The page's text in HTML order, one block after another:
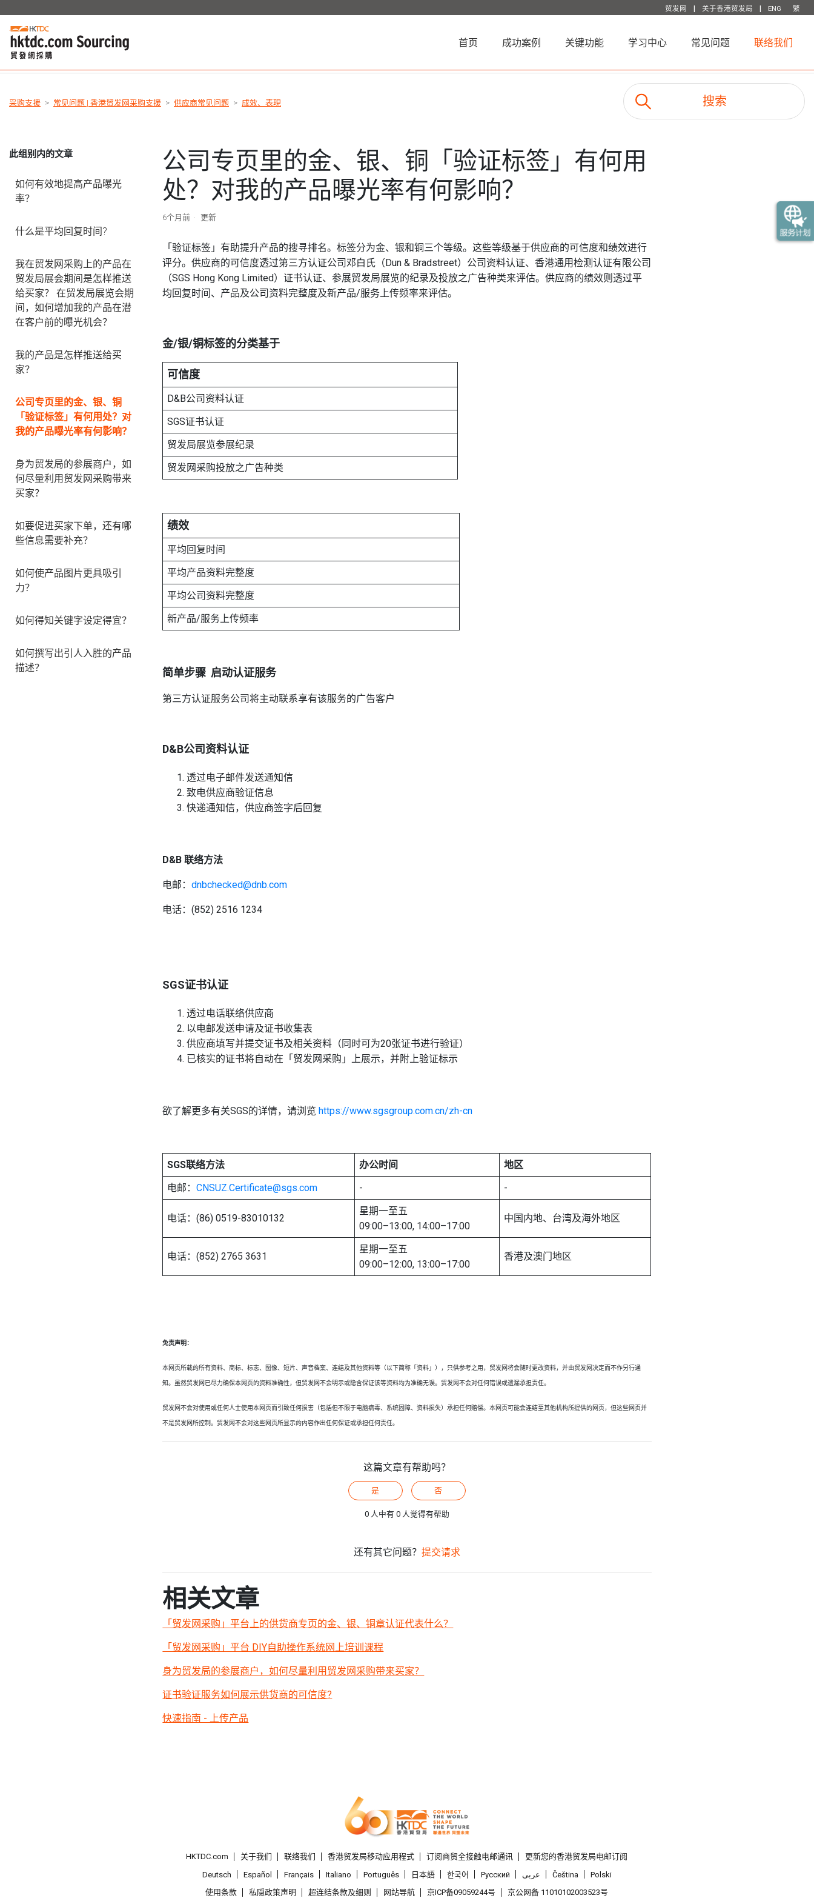
贸发网 | 关于香港贸发局 | ENG 繁
首页 (current)成功案例 关键功能 学习中心 常见问题 联络我们
采购支援 常见问题 | 香港贸发网采购支援 供应商常见问题 成效、表現
此组别内的文章
如何有效地提高产品曝光
率？
什么是平均回复时间?
我在贸发网采购上的产品在
贸发局展会期间是怎样推送
给买家？ 在贸发局展览会期
间，如何增加我的产品在潜
在客户前的曝光机会？
我的产品是怎样推送给买
家？
公司专页里的金、银、铜
「验证标签」有何用处？对
我的产品曝光率有何影响？
身为贸发局的参展商户，如
何尽量利用贸发网采购带来
买家？
如要促进买家下单，还有哪
些信息需要补充？
如何使产品图片更具吸引
力？
如何得知关键字设定得宜？
如何撰写出引人入胜的产品
描述？
公司专页里的金、银、铜「验证标签」有何用
处？对我的产品曝光率有何影响？
6个月前 更新
「验证标签」有助提升产品的搜寻排名。标签分为金、银和铜三个等级。这些等级基于供应商的可信度和绩效进行
评分。供应商的可信度透过第三方认证公司邓白氏（Dun & Bradstreet）公司资料认证、香港通用检测认证有限公司
（SGS Hong Kong Limited）证书认证、参展贸发局展览的纪录及投放之广告种类来评估。供应商的绩效则透过平
均回复时间、产品及公司资料完整度及新产品/服务上传频率来评估。
金/银/铜标签的分类基于
可信度
D&B公司资料认证
SGS证书认证
贸发局展览参展纪录
贸发网采购投放之广告种类
绩效
平均回复时间
平均产品资料完整度
平均公司资料完整度
新产品/服务上传频率
简单步骤 启动认证服务
第三方认证服务公司将主动联系享有该服务的广告客户
D&B公司资料认证
透过电子邮件发送通知信
致电供应商验证信息
快递通知信，供应商签字后回复
D&B 联络方法
电邮：dnbchecked@dnb.com
电话：(852) 2516 1234
SGS证书认证
透过电话联络供应商
以电邮发送申请及证书收集表
供应商填写并提交证书及相关资料（同时可为20张证书进行验证）
已核实的证书将自动在「贸发网采购」上展示，并附上验证标示
欲了解更多有关SGS的详情，请浏览https://www.sgsgroup.com.cn/zh-cn
SGS联络方法 办公时间
地区
电邮： CNSUZ.Certificate@sgs.com - -
电话：(86) 0519-83010132
星期一至五
09:00–13:00, 14:00–17:00
中国内地、台湾及海外地区
电话：(852) 2765 3631
星期一至五
09:00–12:00, 13:00–17:00
香港及澳门地区
免责声明：
本网页所载的所有资料、商标、标志、图像、短片、声音档案、连结及其他资料等（以下简称「资料」），只供参考之用，贸发网将会随时更改资料，并由贸发网决定而不作另行通
知。虽然贸发网已尽力确保本网页的资料准确性，但贸发网不会明示或隐含保证该等资料均为准确无误。贸发网不会对任何错误或遗漏承担责任。
贸发网不会对使用或任何人士使用本网页而引致任何损害（包括但不限于电脑病毒、系统固障、资料损失）承担任何赔偿。本网页可能会连结至其他机构所提供的网页，但这些网页并
不是贸发网所控制。贸发网不会对这些网页所显示的内容作出任何保证或承担任何责任。
这篇文章有帮助吗？
是 否
0 人中有 0 人觉得有帮助
还有其它问题？ 提交请求
相关文章
「贸发网采购」平台上的供货商专页的金、银、铜章认证代表什么？
「贸发网采购」平台 DIY自助操作系统网上培训课程
身为贸发局的参展商户，如何尽量利用贸发网采购带来买家？
证书验证服务如何展示供货商的可信度?
快速指南 - 上传产品
HKTDC.com 关于我们 联络我们 香港贸发局移动应用程式 订阅商贸全接触电邮通讯 更新您的香港贸发局电邮订阅
Deutsch Español Français Italiano Português 日本語 한국어 Pусский عربى Čeština
Polski
使用条款
私隠政策声明 超连结条款及细则 网站导航 京ICP备09059244号 京公网备 11010102003523号